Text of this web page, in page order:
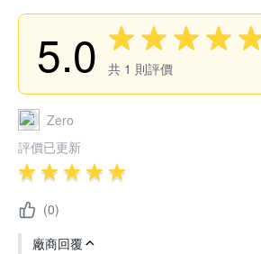
5.0 共 1 則評價
Zero
評價已更新
(0)
廠商回覆